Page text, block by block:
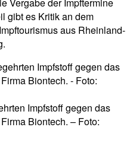
Vergabe der Impftermine
gibt es Kritik an dem
aus Rheinland-
Impfstoff gegen das
Biontech. – Foto: